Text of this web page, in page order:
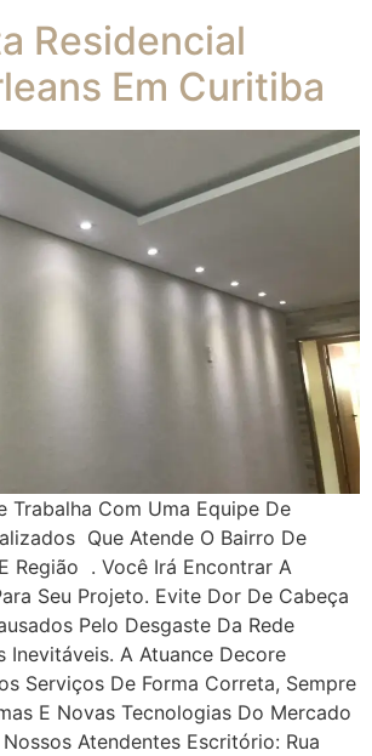
Residencial
Em Curitiba
Trabalha Com Uma Equipe De
Que Atende O Bairro De
Região . Você Irá Encontrar A
Seu Projeto. Evite Dor De Cabeça
Pelo Desgaste Da Rede
Inevitáveis. A Atuance Decore
Serviços De Forma Correta, Sempre
E Novas Tecnologias Do Mercado
Atendentes Escritório: Rua